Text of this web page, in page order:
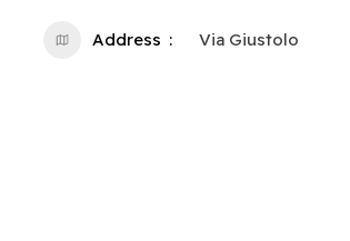
Address Via Giustolo